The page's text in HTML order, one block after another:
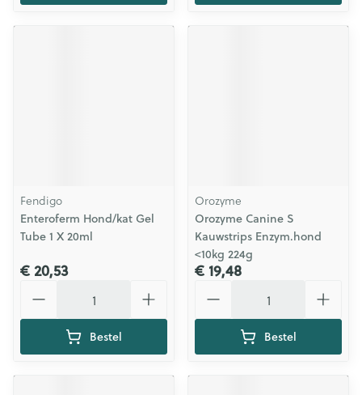
Fendigo
Enteroferm Hond/kat Gel
Tube 1 X 20ml
€ 20,53
Bestel
Orozyme
Orozyme Canine S
Kauwstrips Enzym.hond
<10kg 224g
€ 19,48
Bestel